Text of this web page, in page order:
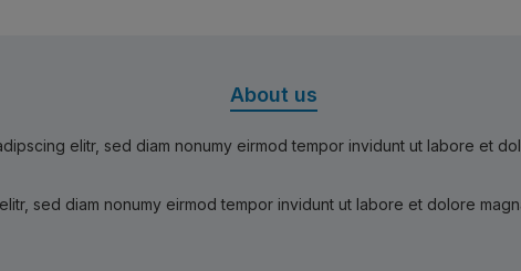
About us
elitr, sed diam nonumy eirmod tempor invidunt ut labore et
sed diam nonumy eirmod tempor invidunt ut labore et dolore